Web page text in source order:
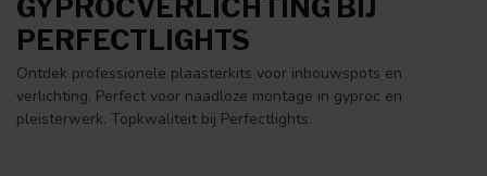
GYPROCVERLICHTING BIJ
PERFECTLIGHTS
Ontdek professionele plaasterkits voor inbouwspots en
verlichting. Perfect voor naadloze montage in gyproc en
pleisterwerk. Topkwaliteit bij Perfectlights.